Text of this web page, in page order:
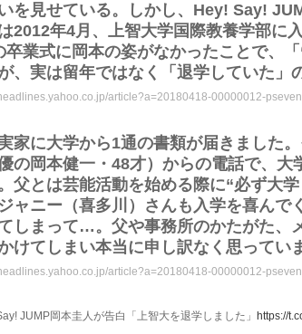
を見せている。しかし、Hey! Say!
2012年4月、上智大学国際教養学部に
卒業式に岡本の姿がなかったことで、
、実は留年ではなく「退学していた」
article?a=20180418-00000012-
家に大学から1通の書類が届きました
の岡本健一・48才）からの電話で、大
父とは芸能活動を始める際に“必ず大
ャニー（喜多川）さんも入学を喜んで
しまって…。父や事務所のかたがた、
けてしまい本当に申し訳なく思ってい
article?a=20180418-00000012-
JUMP岡本圭人が告白「上智大を退学しました」 https://